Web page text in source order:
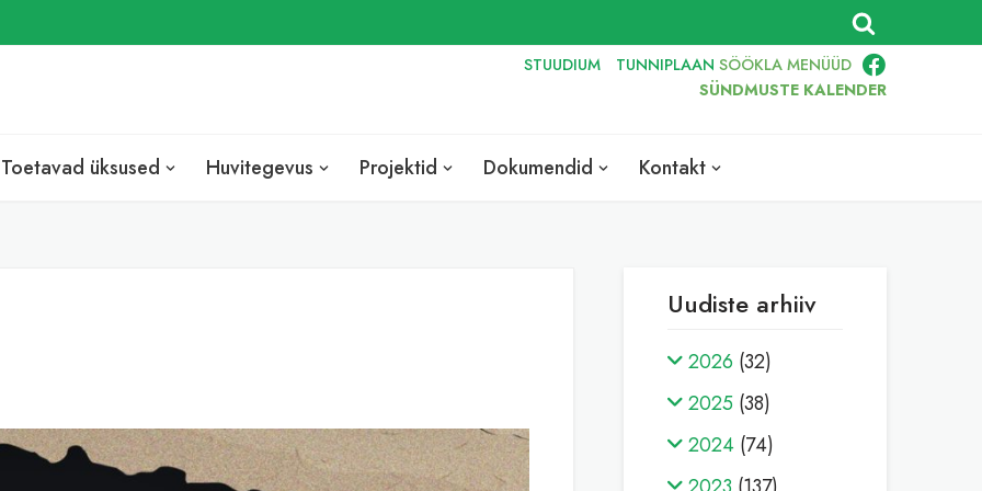
STUUDIUM TUNNIPLAAN SÖÖKLA MENÜÜD
SÜNDMUSTE KALENDER
Toetavad üksused Huvitegevus Projektid Dokumendid Kontakt
Uudiste arhiiv
2026 (32)
2025 (38)
2024 (74)